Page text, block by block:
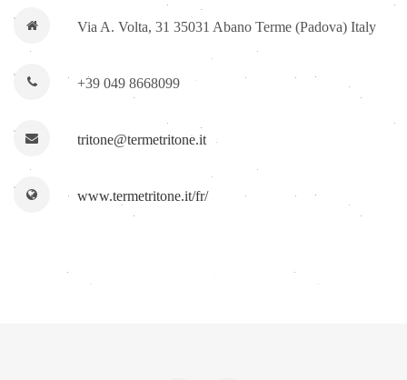
Via A. Volta, 31 35031 Abano Terme (Padova) Italy
+39 049 8668099
tritone@termetritone.it
www.termetritone.it/fr/